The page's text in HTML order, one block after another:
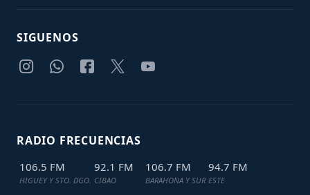
SIGUENOS
RADIO FRECUENCIAS
106.5 FM
HIGUEY Y STO. DGO.
92.1 FM
CIBAO
106.7 FM
BARAHONA Y SUR
94.7 FM
ESTE